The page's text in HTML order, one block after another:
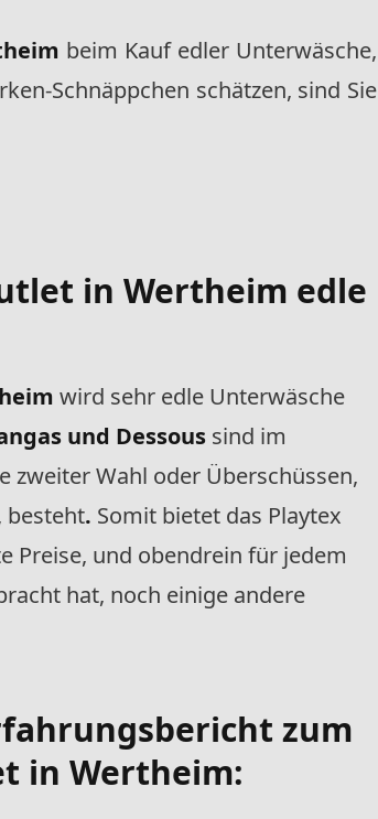
beim Kauf edler Unterwäsche,
Schnäppchen schätzen, sind Sie
in Wertheim edle
wird sehr edle Unterwäsche
und Dessous sind im
zweiter Wahl oder Überschüssen,
besteht. Somit bietet das Playtex
Preise, und obendrein für jedem
hat, noch einige andere
zum
in Wertheim: